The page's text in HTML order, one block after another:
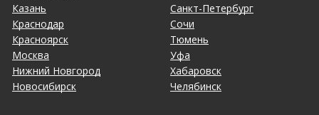
Казань
Краснодар
Красноярск
Москва
Нижний Новгород
Новосибирск
Санкт-Петербург
Сочи
Тюмень
Уфа
Хабаровск
Челябинск